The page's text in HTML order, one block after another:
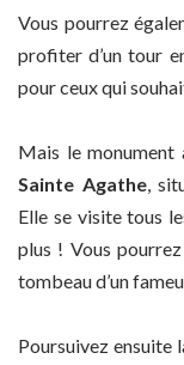
Vous pourrez
profiter d’un tour
pour ceux qui
Mais le monument
Sainte Agathe,
Elle se visite tous
plus ! Vous
tombeau d’un
Poursuivez ensuite